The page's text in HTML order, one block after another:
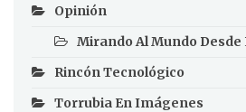
Opinión
Mirando Al Mundo Desde
Rincón Tecnológico
Torrubia En Imágenes